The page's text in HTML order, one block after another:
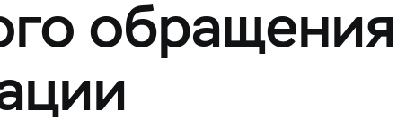
обращения